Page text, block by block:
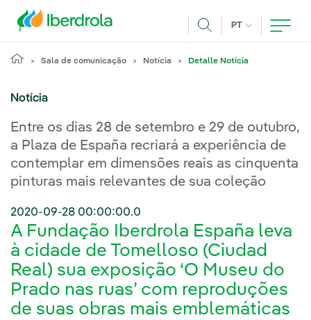
PT IDIOMA ATUAL,
Sala de comunicação Notícia Detalle Notícia
Notícia
Entre os dias 28 de setembro e 29 de outubro,
a Plaza de España recriará a experiência de
contemplar em dimensões reais as cinquenta
pinturas mais relevantes de sua coleção
2020-09-28 00:00:00.0
A Fundação Iberdrola España leva
à cidade de Tomelloso (Ciudad
Real) sua exposição ‘O Museu do
Prado nas ruas’ com reproduções
de suas obras mais emblemáticas